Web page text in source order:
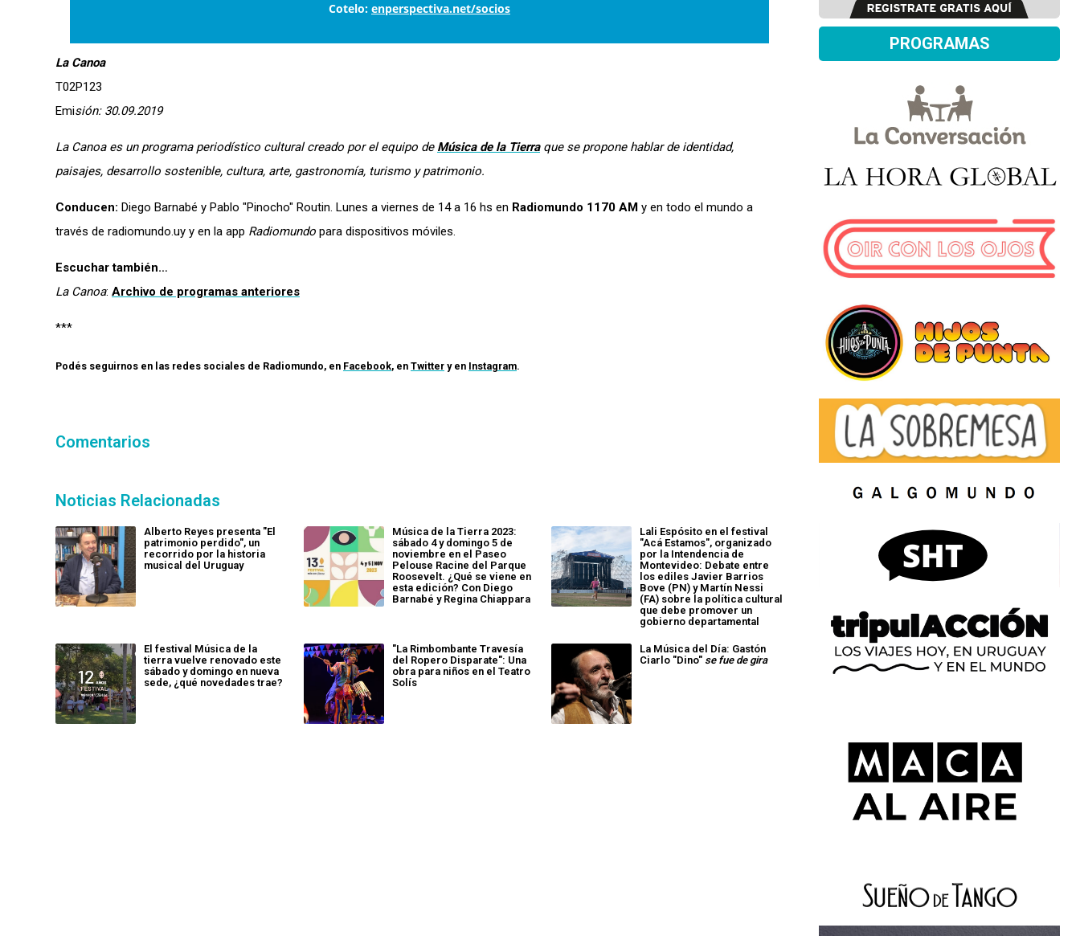
Cotelo: enperspectiva.net/socios
La Canoa
T02P123
Emisión: 30.09.2019
La Canoaes un programa periodístico cultural creado por el equipo de Música de la Tierraque se propone hablar de identidad,
paisajes, desarrollo sostenible, cultura, arte, gastronomía, turismo y patrimonio.
Conducen: Diego Barnabé y Pablo "Pinocho" Routin. Lunes a viernes de 14 a 16 hs en Radiomundo 1170 AM y en todo el mundo a
través de radiomundo.uy y en la app Radiomundo para dispositivos móviles.
Escuchar también…
La Canoa: Archivo de programas anteriores
***
Podés seguirnos en las redes sociales de Radiomundo, en Facebook, en Twitter y en Instagram.
Comentarios
Noticias Relacionadas
Alberto Reyes presenta "El
patrimonio perdido", un
recorrido por la historia
musical del Uruguay
Música de la Tierra 2023:
sábado 4 y domingo 5 de
noviembre en el Paseo
Pelouse Racine del Parque
Roosevelt. ¿Qué se viene en
esta edición? Con Diego
Barnabé y Regina Chiappara
Lali Espósito en el festival
"Acá Estamos", organizado
por la Intendencia de
Montevideo: Debate entre
los ediles Javier Barrios
Bove (PN) y Martín Nessi
(FA) sobre la política cultural
que debe promover un
gobierno departamental
El festival Música de la
tierra vuelve renovado este
sábado y domingo en nueva
sede, ¿qué novedades trae?
"La Rimbombante Travesía
del Ropero Disparate": Una
obra para niños en el Teatro
Solís
La Música del Día: Gastón
Ciarlo "Dino" se fue de gira
PROGRAMAS